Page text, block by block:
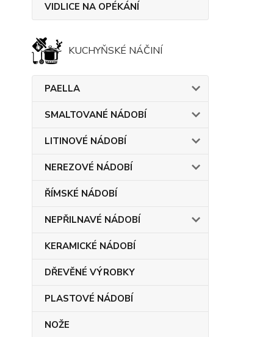
VIDLICE NA OPÉKÁNÍ
KUCHYŇSKÉ NÁČINÍ
PAELLA
SMALTOVANÉ NÁDOBÍ
LITINOVÉ NÁDOBÍ
NEREZOVÉ NÁDOBÍ
ŘÍMSKÉ NÁDOBÍ
NEPŘILNAVÉ NÁDOBÍ
KERAMICKÉ NÁDOBÍ
DŘEVĚNÉ VÝROBKY
PLASTOVÉ NÁDOBÍ
NOŽE